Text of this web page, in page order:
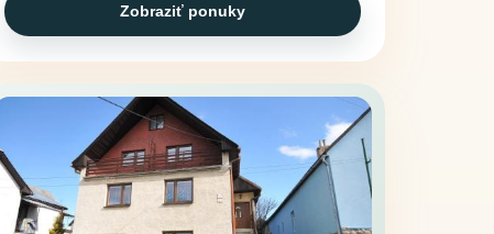
Zobraziť ponuky